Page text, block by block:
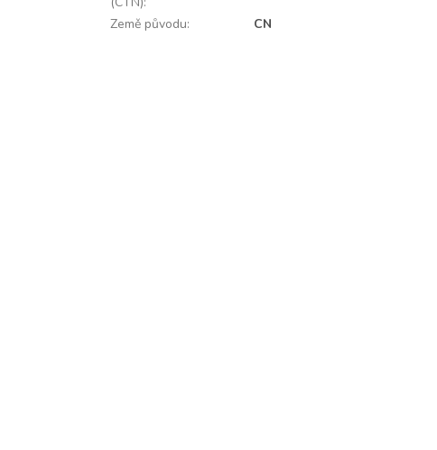
Země původu: CN